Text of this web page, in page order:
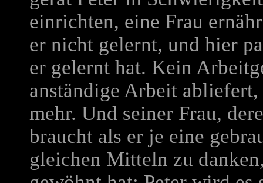
einrichten, eine Frau
er nicht gelernt, und hier
er gelernt hat. Kein
anständige Arbeit
mehr. Und seiner Frau,
braucht als er je eine
gleichen Mitteln zu